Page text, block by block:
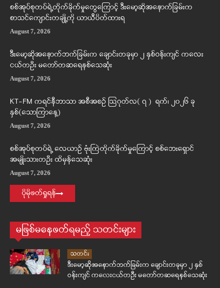
စစ်အုပ်စုတပ်ရဲ့တိုက်ခိုက်မှုတွေကြောင့် ဒီးမော့ဆိုအနောက်ခြမ်းက
စာသင်ကျောင်းတချို့ကို ယာယီပိတ်ထားရ
August 7, 2026
ဒီးမော့ဆိုအနောက်ဘက်ခြမ်းက ချောင်းတခုမှာ ၂ နှစ်ဝန်းကျင် ကလေး
ငယ်တဦး မတော်တဆရေနစ်သေဆုံး
August 7, 2026
KT-FM ကရင်နီဘာသာ အစီအစဉ် ဩဂုတ်လ( ၇ ) ရက်၊ ၂၀၂၆ ခု
နှစ်(သောကြာနေ့)
August 7, 2026
စစ်အုပ်စုတပ်ရဲ့ လေယာဉ် ဗုံးကြဲတိုက်ခိုက်မှုကြောင့် စစ်ဘေးရှောင်
အမျိုးသားတဦး ထိမှန်သေဆုံး
August 7, 2026
ပိုမိုဖတ်ရှုရန်
မဖြစ်မနေဖတ်ရမည့် သတင်းများ
သတင်း
ဒီးမော့ဆိုအနောက်ဘက်ခြမ်းက ချောင်းတခုမှာ ၂ နှစ်
ဝန်းကျင် ကလေးငယ်တဦး မတော်တဆရေနစ်သေဆုံး